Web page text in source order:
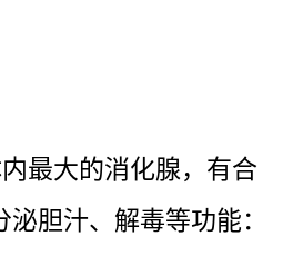
最大的消化腺，有合
胆汁、解毒等功能：